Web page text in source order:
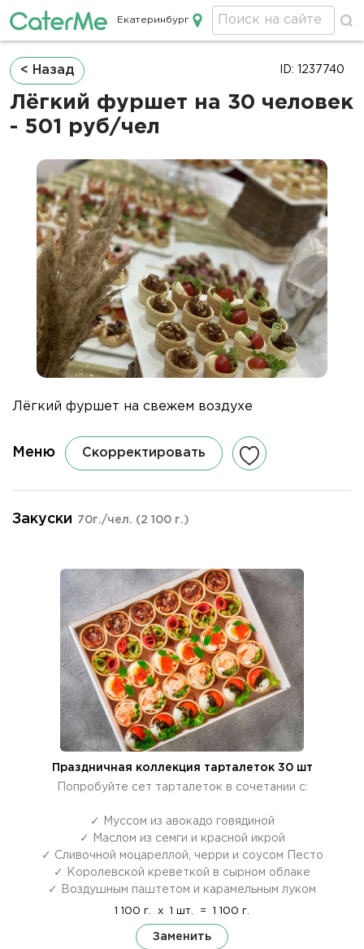
Кейтеринг в Екатеринбурге
Екатеринбург
Строка
навигации
< Назад
Лёгкий фуршет на 30 человек
- 501 руб/чел
ID: 1237740
Лёгкий фуршет на свежем воздухе
Меню Скорректировать
Закуски 70г./чел. (2 100 г.)
Праздничная коллекция тарталеток 30 шт
Попробуйте сет тарталеток в сочетании с:
✓ Муссом из авокадо говядиной
✓ Маслом из семги и красной икрой
✓ Сливочной моцареллой, черри и соусом Песто
✓ Королевской креветкой в сырном облаке
✓ Воздушным паштетом и карамельным луком
1 100 г. x 1 шт. = 1 100 г.
Заменить